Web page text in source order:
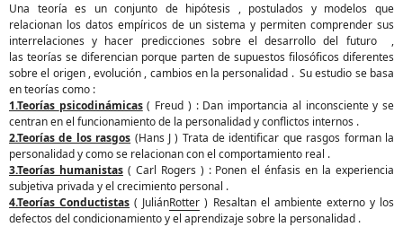
Una teoría es un conjunto de hipótesis , postulados y modelos que
relacionan los datos empíricos de un sistema y permiten comprender sus
interrelaciones y hacer predicciones sobre el desarrollo del futuro ,
las teorías se diferencian porque parten de supuestos filosóficos diferentes
sobre el origen ,evolución , cambios en la personalidad . Su estudio se basa
enteorías como :
1.Teorías psicodinámicas( Freud ) : Dan importancia al inconsciente y se
centran en el funcionamiento de la personalidad y conflictos internos .
2.Teorías de los rasgos (Hans J ) Trata de identificar que rasgos forman la
personalidad y como se relacionan con el comportamiento real .
3.Teorías humanistas( Carl Rogers ) : Ponen elénfasis en la experiencia
subjetiva privada y el crecimiento personal .
4.Teorías Conductistas ( JuliánRotter ) Resaltan el ambiente externo y los
defectos del condicionamientoy el aprendizaje sobre la personalidad .